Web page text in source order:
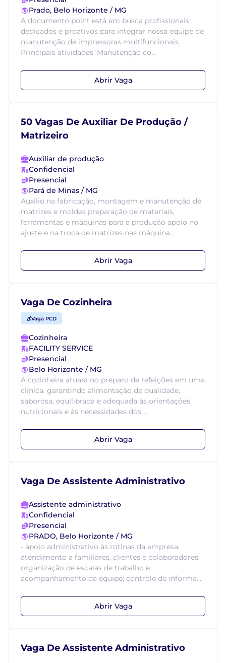
Prado, Belo Horizonte / MG
A documento point está em busca profissionais
dedicados e proativos para integrar nossa equipe de
manutenção de impressoras multifuncionais.
Principais atividades: Manutenção co...
Abrir Vaga
50 Vagas De Auxiliar De Produção /
Matrizeiro
Auxiliar de produção
Confidencial
Presencial
Pará de Minas / MG
Auxílio na fabricação, montagem e manutenção de
matrizes e moldes preparação de materiais,
ferramentas e máquinas para a produção apoio no
ajuste e na troca de matrizes nas máquina...
Abrir Vaga
Vaga De Cozinheira
Vaga PCD
Cozinheira
FACILITY SERVICE
Presencial
Belo Horizonte / MG
A cozinheira atuará no preparo de refeições em uma
clínica, garantindo alimentação de qualidade,
saborosa, equilibrada e adequada às orientações
nutricionais e às necessidades dos ...
Abrir Vaga
Vaga De Assistente Administrativo
Assistente administrativo
Confidencial
Presencial
PRADO, Belo Horizonte / MG
- apoio administrativo às rotinas da empresa;
atendimento a familiares, clientes e colaboradores;
organização de escalas de trabalho e
acompanhamento da equipe; controle de informa...
Abrir Vaga
Vaga De Assistente Administrativo